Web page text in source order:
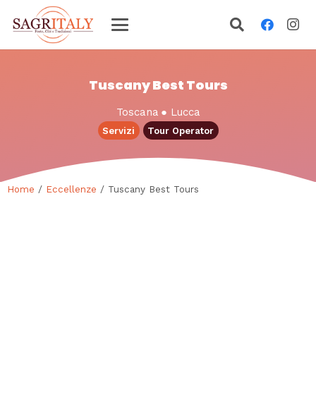
Tuscany Best Tours
Toscana ● Lucca
Servizi Tour Operator
Home / Eccellenze / Tuscany Best Tours